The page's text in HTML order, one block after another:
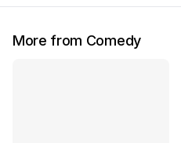
More from Comedy